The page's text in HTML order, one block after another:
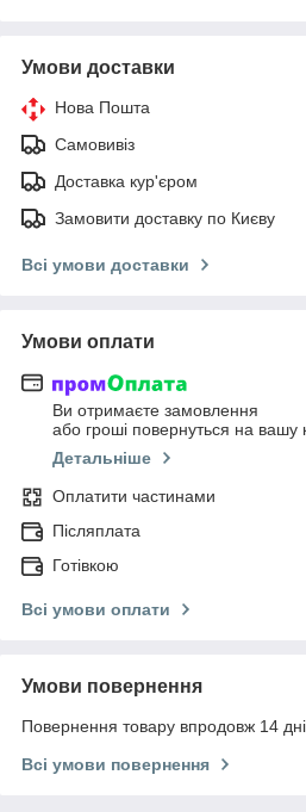
Умови доставки
Нова Пошта
Самовивіз
Доставка кур'єром
Замовити доставку по Києву
Всі умови доставки
Умови оплати
Ви отримаєте замовлення
або гроші повернуться на вашу
Детальніше
Оплатити частинами
Післяплата
Готівкою
Всі умови оплати
Умови повернення
Повернення товару впродовж 14
Всі умови повернення